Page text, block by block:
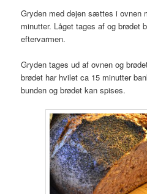
Gryden med dejen sættes i ovnen
minutter. Låget tages af og brødet
eftervarmen.
Gryden tages ud af ovnen og
brødet har hvilet ca 15 minutter
bunden og brødet kan spises.